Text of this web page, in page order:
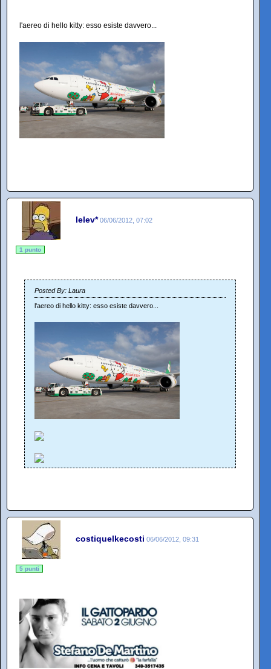
l'aereo di hello kitty: esso esiste davvero...
lelev* 06/06/2012, 07:02
1 punto
Posted By: Laura
l'aereo di hello kitty: esso esiste davvero...
costiquelkecosti 06/06/2012, 09:31
5 punti